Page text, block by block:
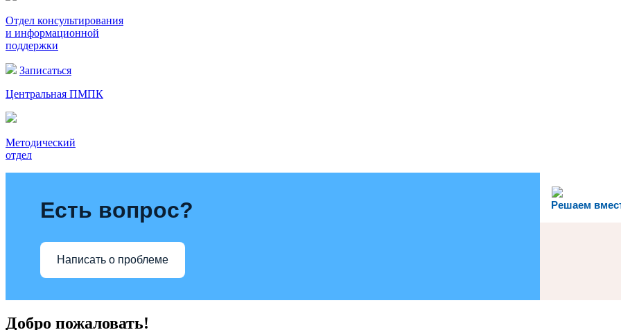
Отдел консультирования
и информационной
поддержки
Записаться
Центральная ПМПК
Методический
отдел
Решаем
Есть вопрос?
Написать о проблеме
Добро пожаловать!